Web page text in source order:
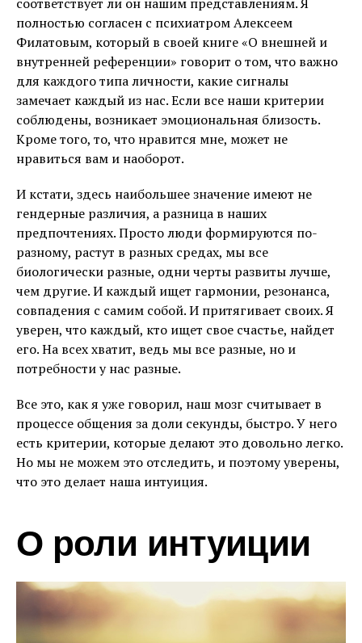
полностью согласен с психиатром Алексеем
Филатовым, который в своей книге «О внешней и
внутренней референции» говорит о том, что важно
для каждого типа личности, какие сигналы
замечает каждый из нас. Если все наши критерии
соблюдены, возникает эмоциональная близость.
Кроме того, то, что нравится мне, может не
нравиться вам и наоборот.
И кстати, здесь наибольшее значение имеют не
гендерные различия, а разница в наших
предпочтениях. Просто люди формируются по-
разному, растут в разных средах, мы все
биологически разные, одни черты развиты лучше,
чем другие. И каждый ищет гармонии, резонанса,
совпадения с самим собой. И притягивает своих. Я
уверен, что каждый, кто ищет свое счастье, найдет
его. На всех хватит, ведь мы все разные, но и
потребности у нас разные.
Все это, как я уже говорил, наш мозг считывает в
процессе общения за доли секунды, быстро. У него
есть критерии, которые делают это довольно легко.
Но мы не можем это отследить, и поэтому уверены,
что это делает наша интуиция.
О роли интуиции